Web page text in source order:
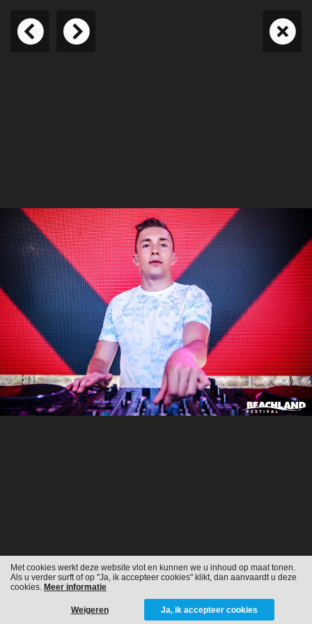
Met cookies werkt deze website vlot en kunnen we u inhoud op maat tonen.
Als u verder surft of op "Ja, ik accepteer cookies" klikt, dan aanvaardt u deze
cookies. Meer informatie
Weigeren Ja, ik accepteer cookies